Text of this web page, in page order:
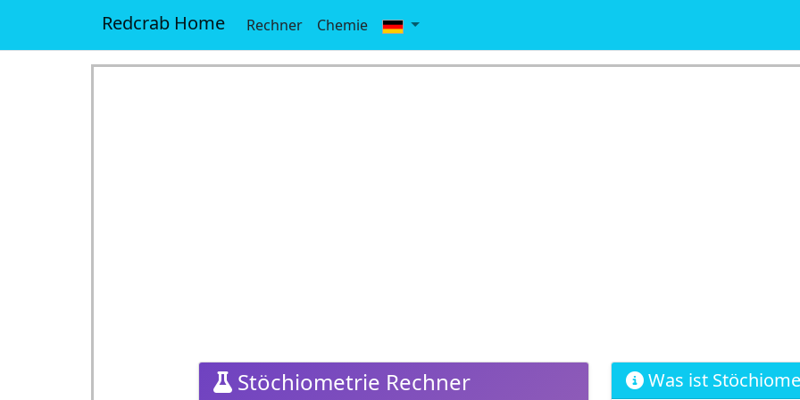
Redcrab Home Rechner Chemie
Stöchiometrie Rechner Was ist